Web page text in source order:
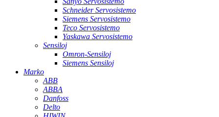
Schneider Servosistemo
Siemens Servosistemo
Teco Servosistemo
Yaskawa Servosistemo
Sensiloj
Omron-Sensiloj
Siemens Sensiloj
Marko
ABB
ABBA
Danfoss
Delto